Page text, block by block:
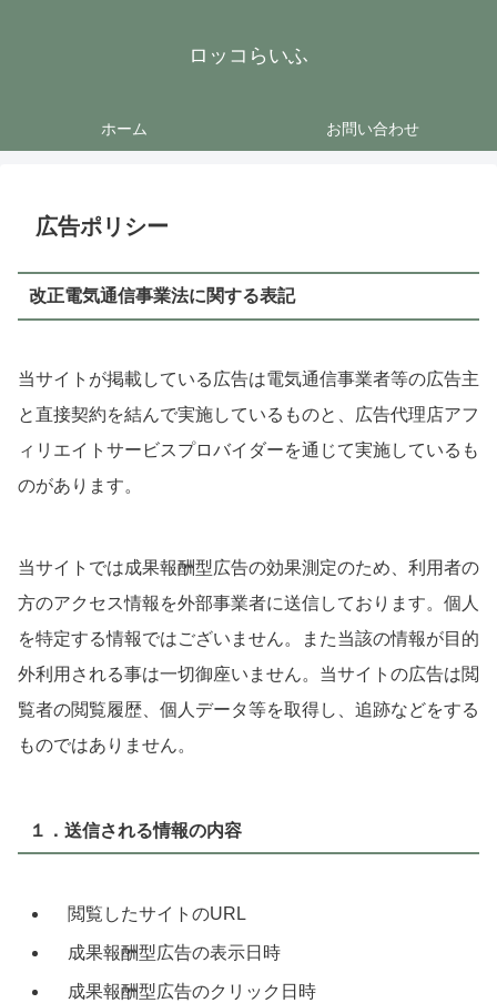
ロッコらいふ
ホーム お問い合わせ
広告ポリシー
改正電気通信事業法に関する表記
当サイトが掲載している広告は電気通信事業者等の広告主
と直接契約を結んで実施しているものと、広告代理店アフ
ィリエイトサービスプロバイダーを通じて実施しているも
のがあります。
当サイトでは成果報酬型広告の効果測定のため、利用者の
方のアクセス情報を外部事業者に送信しております。個人
を特定する情報ではございません。また当該の情報が目的
外利用される事は一切御座いません。当サイトの広告は閲
覧者の閲覧履歴、個人データ等を取得し、追跡などをする
ものではありません。
１．送信される情報の内容
閲覧したサイトのURL
成果報酬型広告の表示日時
成果報酬型広告のクリック日時